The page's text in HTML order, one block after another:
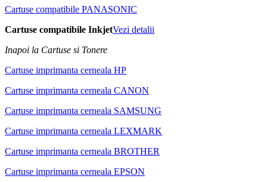
Cartuse compatibile PANASONIC
Cartuse compatibile InkjetVezi detalii
Inapoi la Cartuse si Tonere
Cartuse imprimanta cerneala HP
Cartuse imprimanta cerneala CANON
Cartuse imprimanta cerneala SAMSUNG
Cartuse imprimanta cerneala LEXMARK
Cartuse imprimanta cerneala BROTHER
Cartuse imprimanta cerneala EPSON